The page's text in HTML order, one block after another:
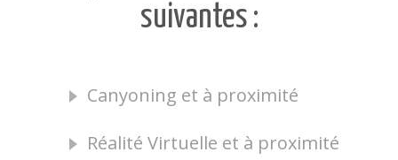
suivantes :
Canyoning et à proximité
Réalité Virtuelle et à proximité